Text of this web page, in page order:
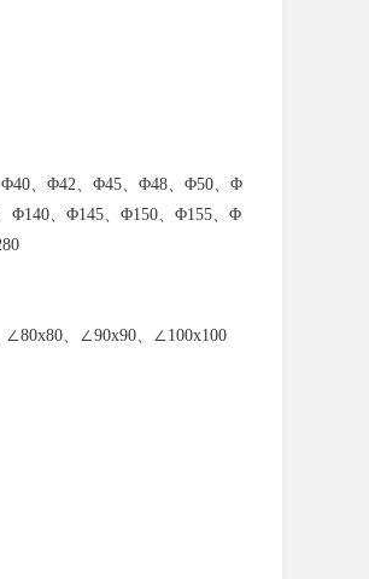
、Φ42、Φ45、Φ48、Φ50、Φ
Φ140、Φ145、Φ150、Φ155、Φ
∠80x80、∠90x90、∠100x100